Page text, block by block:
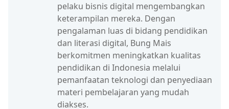
pelaku bisnis digital mengembangkan
keterampilan mereka. Dengan
pengalaman luas di bidang pendidikan
dan literasi digital, Bung Mais
berkomitmen meningkatkan kualitas
pendidikan di Indonesia melalui
pemanfaatan teknologi dan penyediaan
materi pembelajaran yang mudah
diakses.